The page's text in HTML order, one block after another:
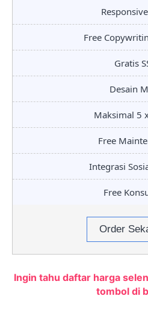
Free
Gratis
Desain
Maksimal 5
Free
Integrasi
Free
Order
Ingin tahu daftar harga
tombol di